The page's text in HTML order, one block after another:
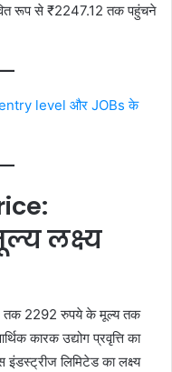
रूप से ₹2247.12 तक पहुंचने
level और JOBs के
लक्ष्य
तक 2292 रुपये के मूल्य तक
कारक उद्योग प्रवृत्ति का
लिमिटेड का लक्ष्य